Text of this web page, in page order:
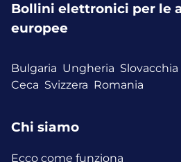
Bollini elettronici per le
europee
Bulgaria Ungheria Slovacchia
Ceca Svizzera Romania
Chi siamo
Ecco come funziona